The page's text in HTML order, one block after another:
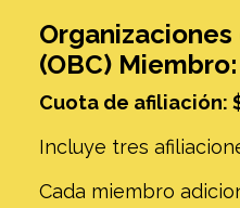
(OBC) Miembro:
Cuota de afiliación:
Incluye tres
Cada miembro